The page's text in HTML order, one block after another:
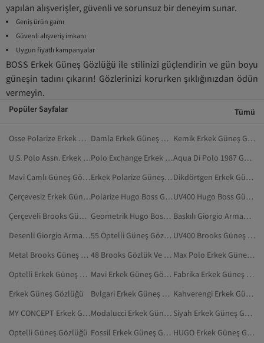
yapılan alışverişler, güvenli ve sorunsuz bir deneyim sunar.
Geniş ürün gamı
Güvenli alışveriş imkanı
Uygun fiyatlı kampanyalar
BOSS Erkek Güneş Gözlüğü ile stilinizi güçlendirin ve gün boyu
güneşin tadını çıkarın! Gözlerinizi korurken şıklığınızdan ödün
vermeyin.
Popüler Sayfalar Tümü
Osse Polarize Erkek Güneş Gözlüğü Damla Erkek Güneş Gözlüğü
Kemik Erkek Güneş Gözlüğü
U.S. Polo Assn. Erkek Güneş Gözlüğü
Polo Exchange Erkek Gözlük
Aqua Di Polo 1987 Gözlük
Mavi Camlı Güneş Gözlüğü Erkek
Erkek Polarize Güneş Gözlüğü
Dikdörtgen Erkek Güneş Gözlüğü
Çerçevesiz Erkek Güneş Gözlüğü
Polarize Hugo Boss Güneş Gözlüğü
UV400 Hugo Boss Güneş Gözlüğü
Çerçeveli Brooks Güneş Gözlüğü
Geometrik Hugo Boss Güneş Gözlüğü
Baskılı Giorgio Armani Güneş Gözlüğü
Desenli Giorgio Armani Güneş Gözlüğü
55 Optelli Güneş Gözlüğü
UV400 Brooks Güneş Gözlüğü
Metal Brooks Güneş Gözlüğü
48 Brooks Gözlük Ve Gözlük Aksesuarları
Max Polo Erkek Güneş Gözlüğü
Optelli Erkek Güneş Gözlüğü
Mavi Erkek Güneş Gözlüğü
Fabrika Erkek Güneş Gözlüğü
Erkek Güneş Gözlüğü
Bvlgari Erkek Güneş Gözlüğü
Kahverengi Erkek Güneş Gözlüğü
MY CONCEPT Erkek Güneş Gözlüğü
Modalucci Erkek Güneş Gözlüğü
Siyah Erkek Güneş Gözlüğü
Optelli Güneş Gözlüğü
Fossil Erkek Güneş Gözlüğü
HUGO Erkek Güneş Gözlüğü